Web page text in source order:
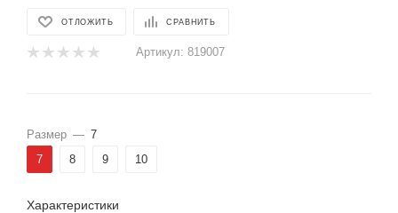
ОТЛОЖИТЬ СРАВНИТЬ
Артикул: 819007
Размер — 7
7
8 9 10
Характеристики